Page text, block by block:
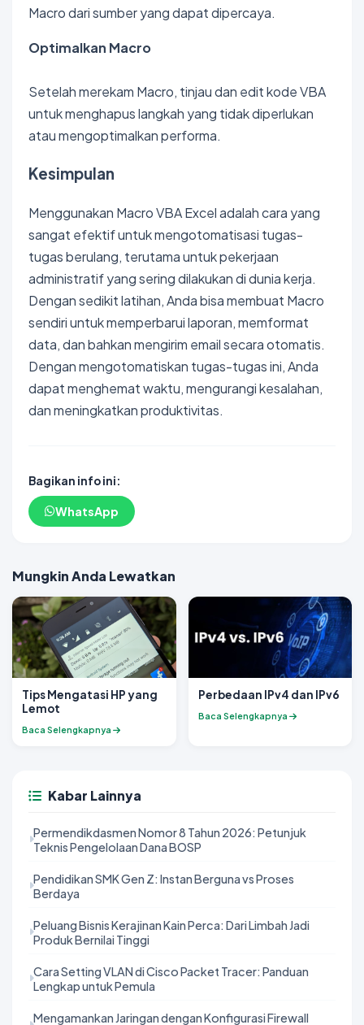
Macro dari sumber yang dapat dipercaya.
Optimalkan Macro
Setelah merekam Macro, tinjau dan edit kode VBA
untuk menghapus langkah yang tidak diperlukan
atau mengoptimalkan performa.
Kesimpulan
Menggunakan Macro VBA Excel adalah cara yang
sangat efektif untuk mengotomatisasi tugas-
tugas berulang, terutama untuk pekerjaan
administratif yang sering dilakukan di dunia kerja.
Dengan sedikit latihan, Anda bisa membuat Macro
sendiri untuk memperbarui laporan, memformat
data, dan bahkan mengirim email secara otomatis.
Dengan mengotomatiskan tugas-tugas ini, Anda
dapat menghemat waktu, mengurangi kesalahan,
dan meningkatkan produktivitas.
Bagikan info ini:
WhatsApp
Mungkin Anda Lewatkan
Tips Mengatasi HP yang
Lemot
Baca Selengkapnya
Perbedaan IPv4 dan IPv6
Baca Selengkapnya
Kabar Lainnya
Permendikdasmen Nomor 8 Tahun 2026: Petunjuk
Teknis Pengelolaan Dana BOSP
Pendidikan SMK Gen Z: Instan Berguna vs Proses
Berdaya
Peluang Bisnis Kerajinan Kain Perca: Dari Limbah Jadi
Produk Bernilai Tinggi
Cara Setting VLAN di Cisco Packet Tracer: Panduan
Lengkap untuk Pemula
Mengamankan Jaringan dengan Konfigurasi Firewall